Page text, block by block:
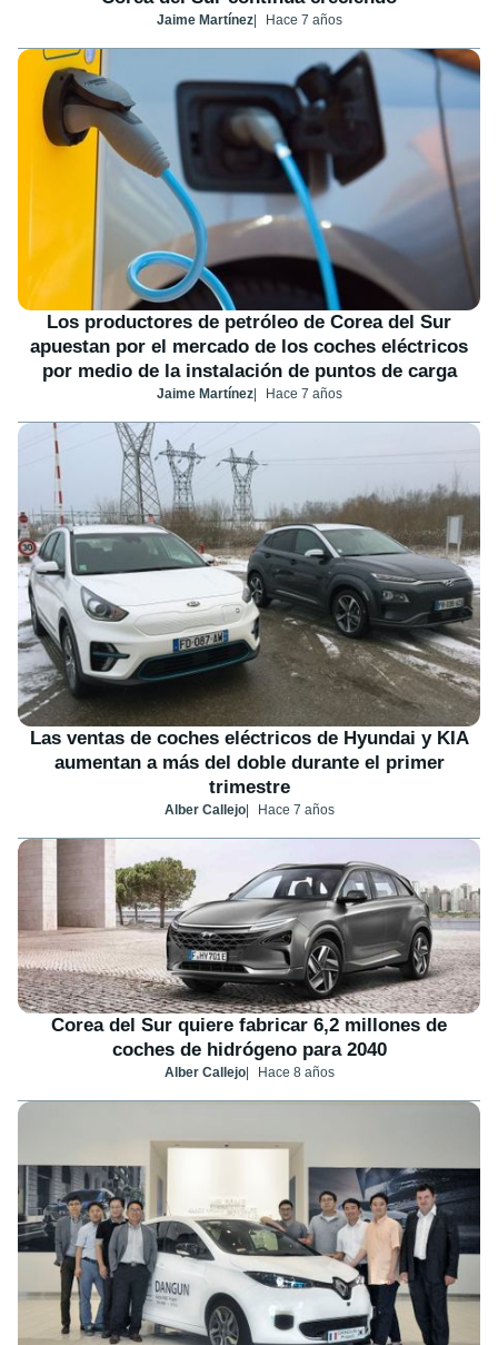
Jaime Martínez Hace 7 años
Los productores de petróleo de Corea del Sur
apuestan por el mercado de los coches eléctricos
por medio de la instalación de puntos de carga
Jaime Martínez Hace 7 años
Las ventas de coches eléctricos de Hyundai y KIA
aumentan a más del doble durante el primer
trimestre
Alber Callejo Hace 7 años
Corea del Sur quiere fabricar 6,2 millones de
coches de hidrógeno para 2040
Alber Callejo Hace 8 años